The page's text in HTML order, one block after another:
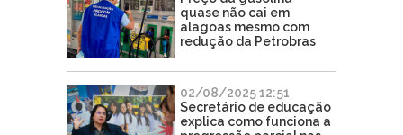
quase não cai em
alagoas mesmo com
redução da Petrobras
02/08/2025 12:51
Secretário de educação
explica como funciona a